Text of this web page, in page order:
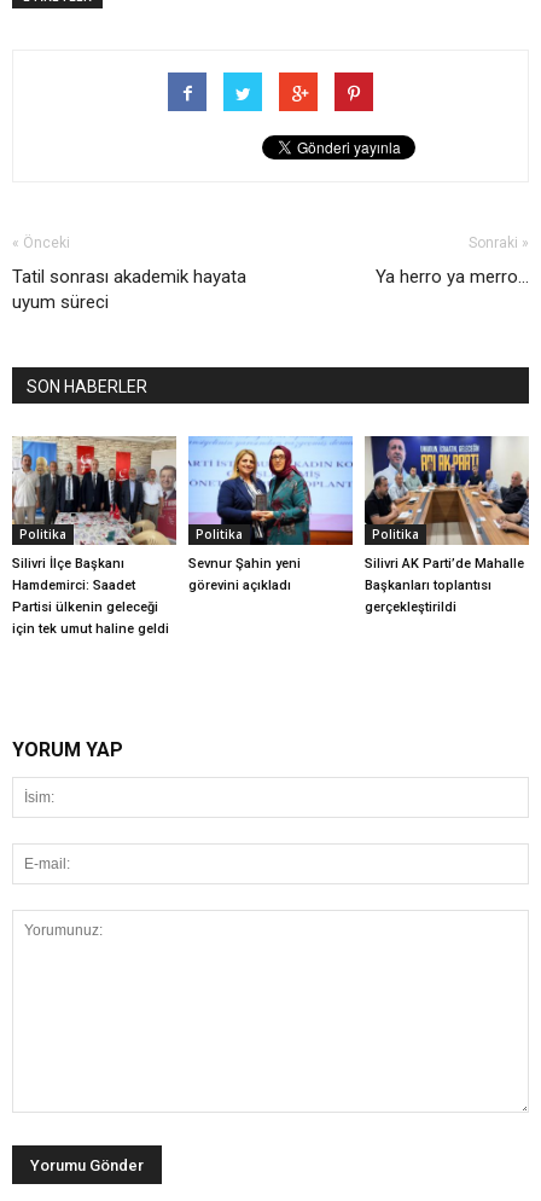
« Önceki
Tatil sonrası akademik hayata
uyum süreci
Sonraki »
Ya herro ya merro…
SON HABERLER
Politika
Silivri İlçe Başkanı
Hamdemirci: Saadet
Partisi ülkenin geleceği
için tek umut haline geldi
Politika
Sevnur Şahin yeni
görevini açıkladı
Politika
Silivri AK Parti’de Mahalle
Başkanları toplantısı
gerçekleştirildi
YORUM YAP